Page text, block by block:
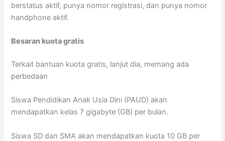
berstatus aktif, punya nomor registrasi, dan punya nomor
handphone aktif.
Besaran kuota gratis
Terkait bantuan kuota gratis, lanjut dia, memang ada
perbedaan
Siswa Pendidikan Anak Usia Dini (PAUD) akan
mendapatkan kelas 7 gigabyte (GB) per bulan.
Siswa SD dan SMA akan mendapatkan kuota 10 GB per